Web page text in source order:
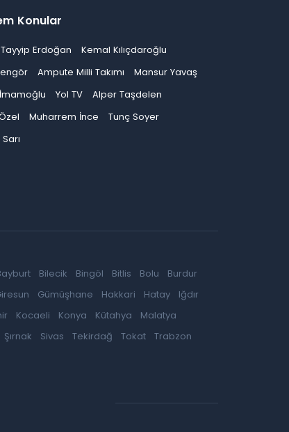
Konular
Erdoğan
Kemal Kılıçdaroğlu
Ampute Milli Takımı
Mansur Yavaş
Yol TV
Alper Taşdelen
Muharrem İnce
Tunç Soyer
Bilecik Bingöl Bitlis Bolu
Burdur
Gümüşhane Hakkari Hatay
Iğdır
Kocaeli Konya Kütahya
Malatya
Şırnak Sivas Tekirdağ Tokat
Trabzon